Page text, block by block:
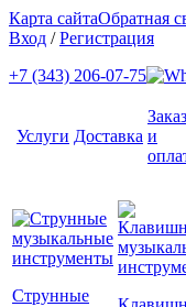
Карта сайтаОбратная
Вход /Регистрация
+7 (343) 206-07-75
Услуги Доставка
Заказ
и
Струнные